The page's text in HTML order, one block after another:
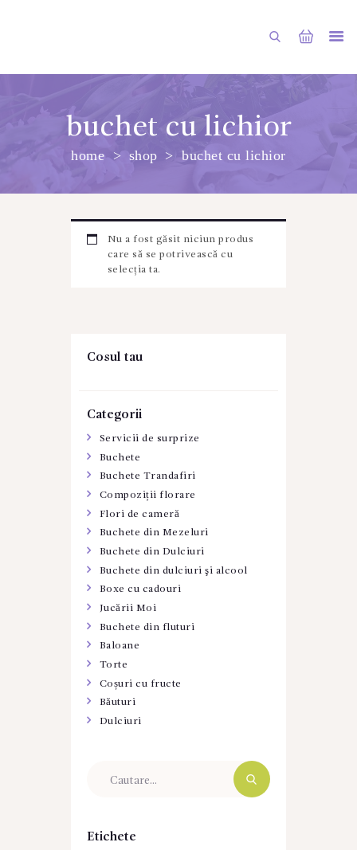
buchet cu lichior
home shop buchet cu lichior
PRINCIPALA
DESPRE NOI
SHOP
SERVICII
ARTICOLE
Nu a fost găsit niciun produs
care să se potrivească cu
selecția ta.
Cosul tau
Categorii
Servicii de surprize
Buchete
Buchete Trandafiri
Compoziții florare
Flori de cameră
Buchete din Mezeluri
Buchete din Dulciuri
Buchete din dulciuri şi alcool
Boxe cu cadouri
Jucării Moi
Buchete din fluturi
Baloane
Torte
Coșuri cu fructe
Băuturi
Dulciuri
Etichete